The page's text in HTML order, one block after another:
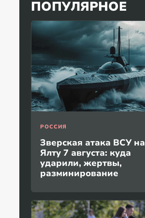
ПОПУЛЯРНОЕ
РОССИЯ
Зверская атака ВСУ на
Ялту 7 августа: куда
ударили, жертвы,
разминирование